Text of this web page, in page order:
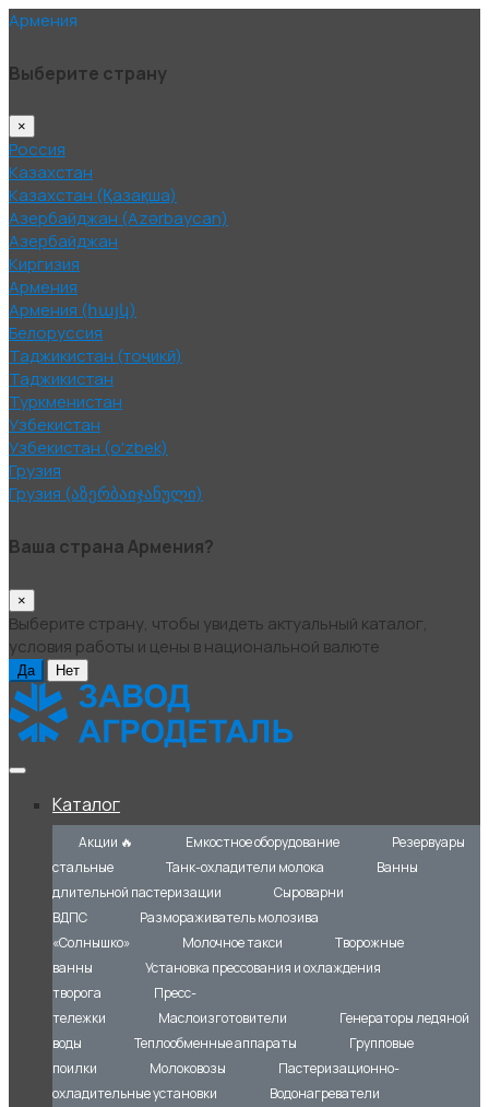
Армения
Выберите страну
×
Россия
Казахстан
Казахстан (Қазақша)
Азербайджан (Azərbaycan)
Азербайджан
Киргизия
Армения
Армения (հայկ)
Белоруссия
Таджикистан (тоҷикӣ)
Таджикистан
Туркменистан
Узбекистан
Узбекистан (o'zbek)
Грузия
Грузия (აზერბაიჯანული)
Ваша страна Армения?
×
Выберите страну, чтобы увидеть актуальный каталог,
условия работы и цены в национальной валюте
Да Нет
Каталог
Акции 🔥 Емкостное оборудование
Резервуары
стальные
Танк-охладители молока
Ванны
длительной пастеризации
Сыроварни
ВДПС
Размораживатель молозива
«Солнышко»
Молочное такси
Творожные
ванны
Установка прессования и охлаждения
творога
Пресс-
тележки
Маслоизготовители
Генераторы ледяной
воды
Теплообменные аппараты
Групповые
поилки
Молоковозы
Пастеризационно-
охладительные установки
Водонагреватели